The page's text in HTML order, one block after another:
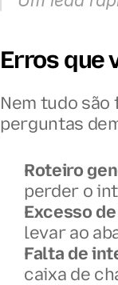
Erros que
Nem tudo
perguntas
Roteiro
perder o
Excesso
levar ao
Falta de
caixa de